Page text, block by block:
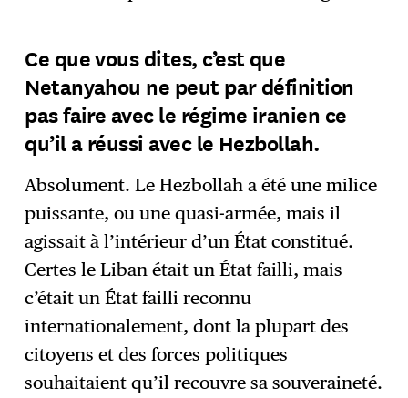
Ce que vous dites, c’est que
Netanyahou ne peut par définition
pas faire avec le régime iranien ce
qu’il a réussi avec le Hezbollah.
Absolument. Le Hezbollah a été une milice
puissante, ou une quasi-armée, mais il
agissait à l’intérieur d’un État constitué.
Certes le Liban était un État failli, mais
c’était un État failli reconnu
internationalement, dont la plupart des
citoyens et des forces politiques
souhaitaient qu’il recouvre sa souveraineté.